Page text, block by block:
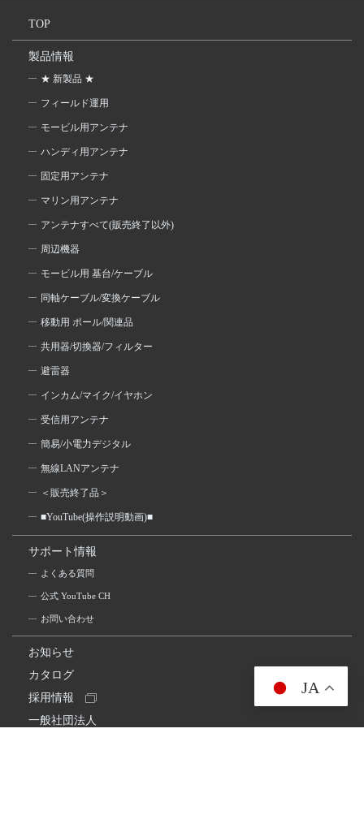
TOP
製品情報
★ 新製品 ★
フィールド運用
モービル用アンテナ
ハンディ用アンテナ
固定用アンテナ
マリン用アンテナ
アンテナすべて(販売終了以外)
周辺機器
モービル用 基台/ケーブル
同軸ケーブル/変換ケーブル
移動用 ポール/関連品
共用器/切換器/フィルター
避雷器
インカム/マイク/イヤホン
受信用アンテナ
簡易/小電力デジタル
無線LANアンテナ
＜販売終了品＞
■YouTube(操作説明動画)■
サポート情報
よくある質問
公式 YouTube CH
お問い合わせ
お知らせ
カタログ
採用情報
一般社団法人
JA